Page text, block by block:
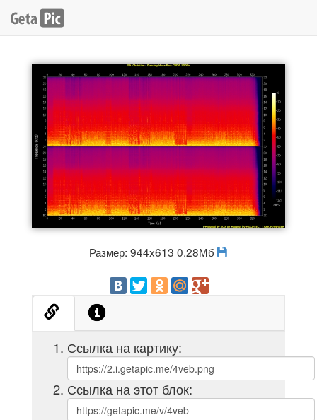
Размер: 944x613 0.28Мб
Ссылка на картику:
Ссылка на этот блок: